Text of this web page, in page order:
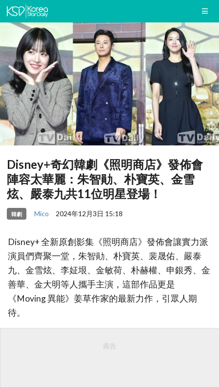
Disney+奇幻韓劇《照明商店》發佈會
陣容太華麗：朱智勛、朴寶英、金雪
炫、嚴泰九共11位明星登場！
韓劇 Mico 2024年12月3日 15:18
Disney+ 全新原創影集《照明商店》發佈會讓實力派
演員們齊聚一堂，朱智勛、朴寶英、裴晟佑、嚴泰
九、金雪炫、李姃垠、金敏荷、朴赫權、申銀秀、金
善華、金大明等人攜手主演，這部作品更是
《Moving 異能》姜草作家的最新力作，引眾人期
待。
廣告